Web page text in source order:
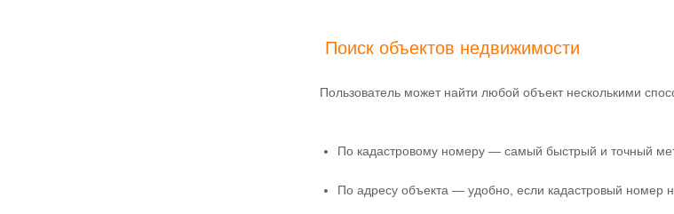
Поиск объектов недвижимости
Пользователь может найти любой объект несколькими
По кадастровому номеру — самый быстрый и точный
По адресу объекта — удобно, если кадастровый номер